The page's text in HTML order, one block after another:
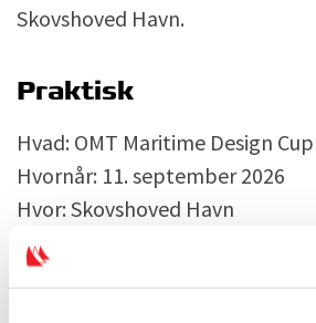
Skovshoved Havn.
Praktisk
Hvad: OMT Maritime Design
Hvornår: 11. september 2026
Hvor: Skovshoved Havn
For hvem: Studerende inden
Sejlererfaring: Ikke nødvendigt